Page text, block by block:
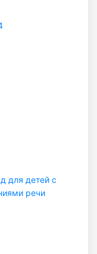
для детей с
речи